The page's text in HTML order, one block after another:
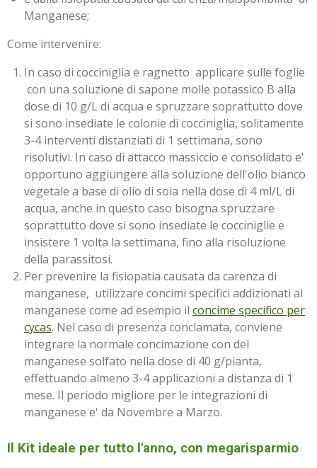
Manganese;
Come intervenire:
In caso di cocciniglia e ragnetto applicare sulle foglie
con una soluzione di sapone molle potassico B alla
dose di 10 g/L di acqua e spruzzare soprattutto dove
si sono insediate le colonie di cocciniglia, solitamente
3-4 interventi distanziati di 1 settimana, sono
risolutivi. In caso di attacco massiccio e consolidato e'
opportuno aggiungere alla soluzione dell'olio bianco
vegetale a base di olio di soia nella dose di 4 ml/L di
acqua, anche in questo caso bisogna spruzzare
soprattutto dove si sono insediate le cocciniglie e
insistere 1 volta la settimana, fino alla risoluzione
della parassitosi.
Per prevenire la fisiopatia causata da carenza di
manganese, utilizzare concimi specifici addizionati al
manganese come ad esempio il concime specifico per
cycas. Nel caso di presenza conclamata, conviene
integrare la normale concimazione con del
manganese solfato nella dose di 40 g/pianta,
effettuando almeno 3-4 applicazioni a distanza di 1
mese. Il periodo migliore per le integrazioni di
manganese e' da Novembre a Marzo.
Il Kit ideale per tutto l'anno, con megarisparmio